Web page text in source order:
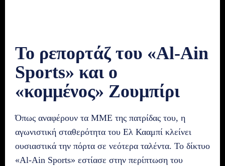
Το ρεπορτάζ του «Al-Ain
Sports» και ο
«κομμένος» Ζουμπίρι
Όπως αναφέρουν τα ΜΜΕ της πατρίδας του, η
αγωνιστική σταθερότητα του Ελ Κααμπί κλείνει
ουσιαστικά την πόρτα σε νεότερα ταλέντα. Το δίκτυο
«Al-Ain Sports» εστίασε στην περίπτωση του